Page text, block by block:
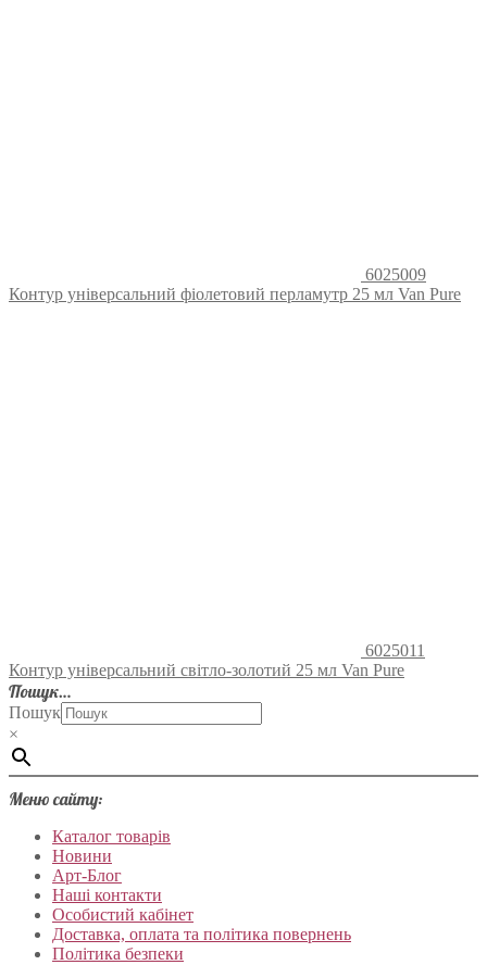
6025009
Контур універсальний фіолетовий перламутр 25 мл Van Pure
6025011
Контур універсальний світло-золотий 25 мл Van Pure
Пошук…
Пошук
×
Меню сайту:
Каталог товарів
Новини
Арт-Блог
Наші контакти
Особистий кабінет
Доставка, оплата та політика повернень
Політика безпеки